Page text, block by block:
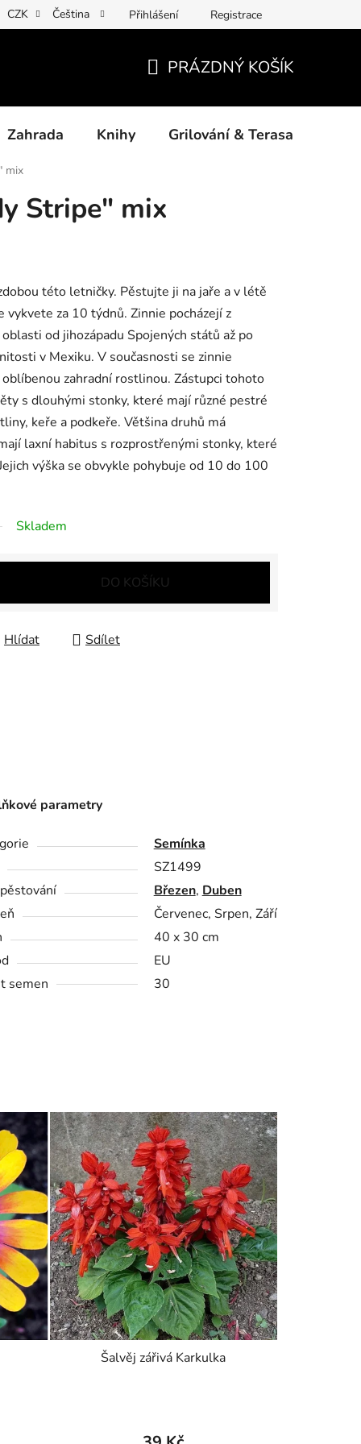
osobních údajů Povinné informace a odkazy ÚKZÚZ
CZK Čeština Přihlášení Registrace
KOŠÍK
PRÁZDNÝ KOŠÍK
Zahrada Knihy Grilování & Terasa
mix
Stripe" mix
této letničky. Pěstujte ji na jaře a v létě
vykvete za 10 týdnů. Zinnie pocházejí z
od jihozápadu Spojených států až po
v Mexiku. V současnosti se zinnie
zahradní rostlinou. Zástupci tohoto
s dlouhými stonky, které mají různé pestré
keře a podkeře. Většina druhů má
laxní habitus s rozprostřenými stonky, které
výška se obvykle pohybuje od 10 do 100
Skladem
DO KOŠÍKU
Hlídat Sdílet
parametry
Semínka
SZ1499
Březen, Duben
Červenec, Srpen, Září
40 x 30 cm
EU
semen
30
Šalvěj zářivá Karkulka